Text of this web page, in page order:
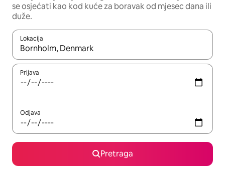
se osjećati kao kod kuće za boravak od mjesec dana ili
duže.
Lokacija
Kad su rezultati dostupni, možete da se krećete kroz njih
Prijava
Odjava
Pretraga